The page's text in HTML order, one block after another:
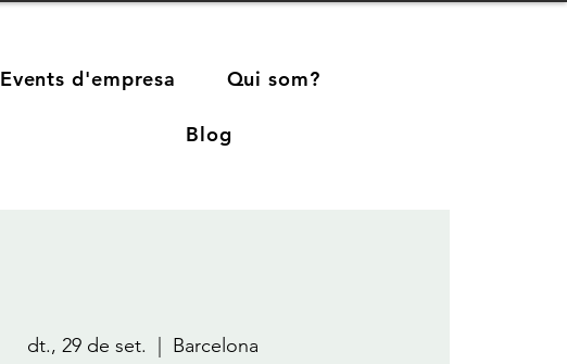
Events d'empresa Qui som?
Blog
dt., 29 de set. Barcelona